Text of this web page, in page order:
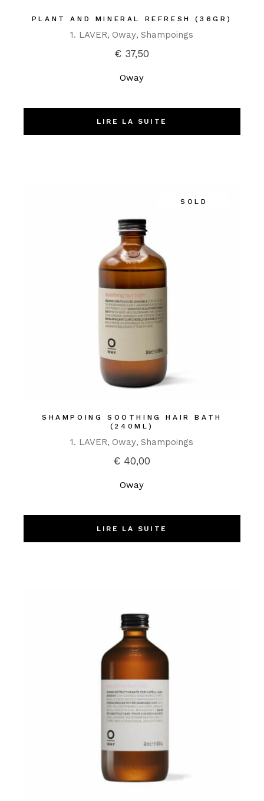
PLANT AND MINERAL REFRESH (36GR)
1. LAVER Oway Shampoings
€ 37,50
Oway
LIRE LA SUITE
SOLD
SHAMPOING SOOTHING HAIR BATH
(240ML)
1. LAVER Oway Shampoings
€ 40,00
Oway
LIRE LA SUITE